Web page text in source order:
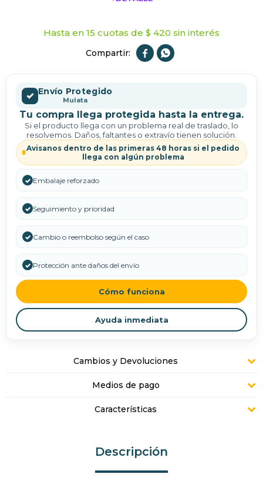
Hasta en 15 cuotas de $ 420 sin interés
 
✓ Envío Protegido
Mulata
Tu compra llega protegida hasta la entrega.
Si el producto llega con un problema real de traslado, lo
resolvemos. Daños, faltantes o extravío tienen solución.
Avisanos dentro de las primeras 48 horas si el pedido
llega con algún problema
✓ Embalaje reforzado
✓ Seguimiento y prioridad
✓ Cambio o reembolso según el caso
✓ Protección ante daños del envío
Cómo funciona
Ayuda inmediata
Cambios y Devoluciones
Medios de pago
Características
Descripción